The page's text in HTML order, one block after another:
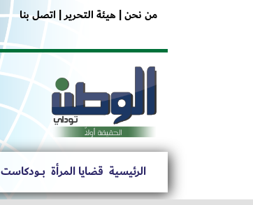
من نحن |هيئة التحرير | اتصل بنا
الرئيسية قضايا المرأة بــــودكاست